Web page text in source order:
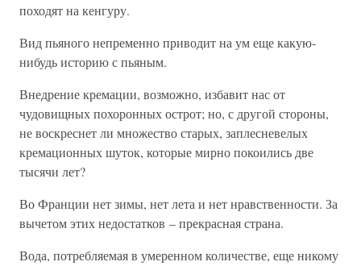
походят на кенгуру.
Вид пьяного непременно приводит на ум еще какую-
нибудь историю с пьяным.
Внедрение кремации, возможно, избавит нас от
чудовищных похоронных острот; но, с другой стороны,
не воскреснет ли множество старых, заплесневелых
кремационных шуток, которые мирно покоились две
тысячи лет?
Во Франции нет зимы, нет лета и нет нравственности. За
вычетом этих недостатков – прекрасная страна.
Вода, потребляемая в умеренном количестве, еще никому